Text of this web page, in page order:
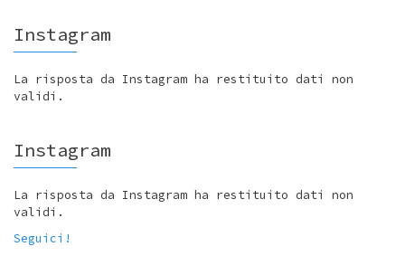
Instagram
La risposta da Instagram ha restituito dati non
validi.
Instagram
La risposta da Instagram ha restituito dati non
validi.
Seguici!